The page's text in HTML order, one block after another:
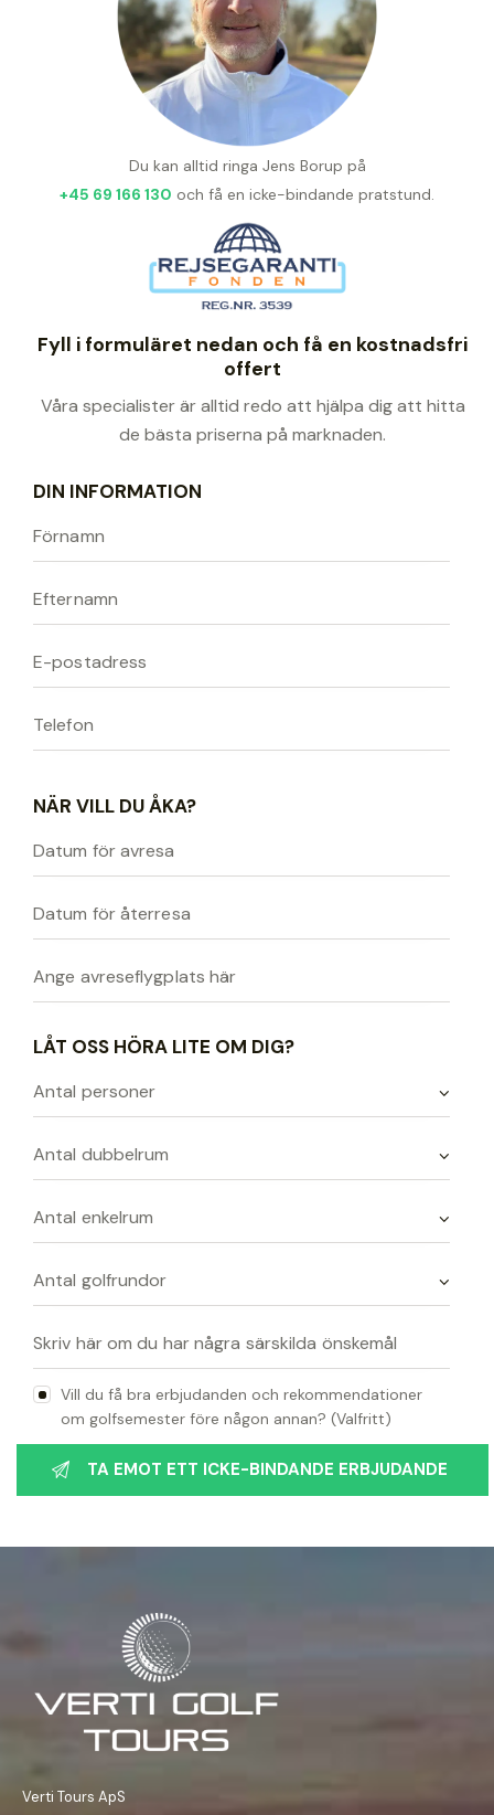
Du kan alltid ringa Jens Borup på
+45 69 166 130 och få en icke-bindande pratstund.
Fyll i formuläret nedan och få en kostnadsfri
offert
Våra specialister är alltid redo att hjälpa dig att hitta
de bästa priserna på marknaden.
DIN INFORMATION
NÄR VILL DU ÅKA?
LÅT OSS HÖRA LITE OM DIG?
Vill du få bra erbjudanden och rekommendationer
om golfsemester före någon annan? (Valfritt)
Verti Tours ApS